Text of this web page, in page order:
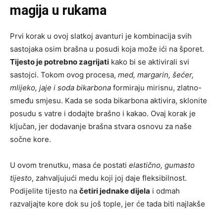
magija u rukama
Prvi korak u ovoj slatkoj avanturi je kombinacija svih
sastojaka osim brašna u posudi koja može ići na šporet.
Tijesto je potrebno zagrijati kako bi se aktivirali svi
sastojci. Tokom ovog procesa, med, margarin, šećer,
mlijeko, jaje i soda bikarbona formiraju mirisnu, zlatno-
smeđu smjesu. Kada se soda bikarbona aktivira, sklonite
posudu s vatre i dodajte brašno i kakao. Ovaj korak je
ključan, jer dodavanje brašna stvara osnovu za naše
sočne kore.
U ovom trenutku, masa će postati elastično, gumasto
tijesto, zahvaljujući medu koji joj daje fleksibilnost.
Podijelite tijesto na četiri jednake dijela i odmah
razvaljajte kore dok su još tople, jer će tada biti najlakše